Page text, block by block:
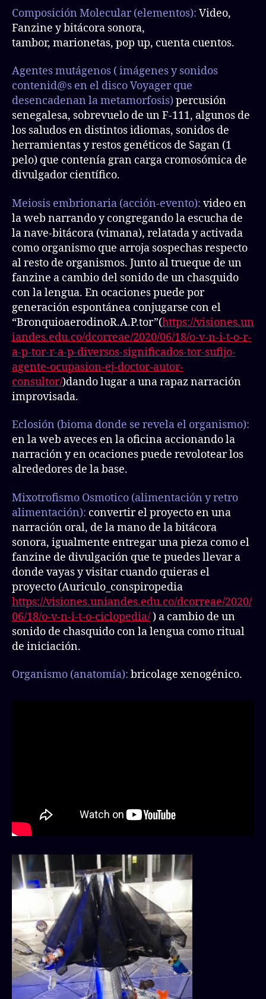
Composición Molecular (elementos): Video,
Fanzine y bitácora sonora,
tambor, marionetas, pop up, cuenta cuentos.
Agentes mutágenos ( imágenes y sonidos
contenid@s en el disco Voyager que
desencadenan la metamorfosis)percusión
senegalesa, sobrevuelo de un F-111, algunos de
los saludos en distintos idiomas, sonidos de
herramientas y restos genéticos de Sagan (1
pelo) que contenía gran carga cromosómica de
divulgador científico.
Meiosis embrionaria (acción-evento): video en
la web narrando y congregando la escucha de
la nave-bitácora (vimana), relatada y activada
como organismo que arroja sospechas respecto
al resto de organismos. Junto al trueque de un
fanzine a cambio del sonido de un chasquido
con la lengua. En ocaciones puede por
generación espontánea conjugarse con el
“BronquioaerodinoR.A.P.tor”(https://visiones.un
iandes.edu.co/dcorreae/2020/06/18/o-v-n-i-t-o-r-
a-p-tor-r-a-p-diversos-significados-tor-sufijo-
agente-ocupasion-ej-doctor-autor-
consultor/)dando lugar a una rapaz narración
improvisada.
Eclosión (bioma donde se revela el organismo):
en la web aveces en la oficina accionando la
narración y en ocaciones puede revolotear los
alrededores de la base.
Mixotrofismo Osmotico (alimentación y retro
alimentación): convertir el proyecto en una
narración oral, de la mano de la bitácora
sonora, igualmente entregar una pieza como el
fanzine de divulgación que te puedes llevar a
donde vayas y visitar cuando quieras el
proyecto (Auriculo_conspiropedia
https://visiones.uniandes.edu.co/dcorreae/2020/
06/18/o-v-n-i-t-o-ciclopedia/) a cambio de un
sonido de chasquido con la lengua como ritual
de iniciación.
Organismo (anatomía): bricolage xenogénico.